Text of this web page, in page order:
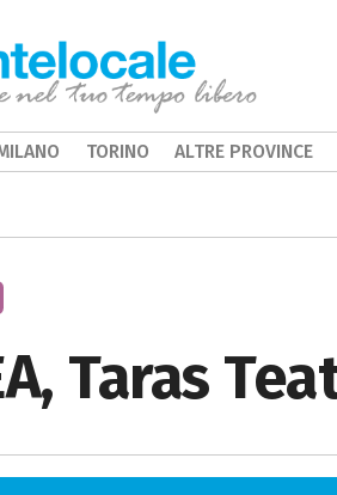
Taras
TORINO ALTRE PROVINCE